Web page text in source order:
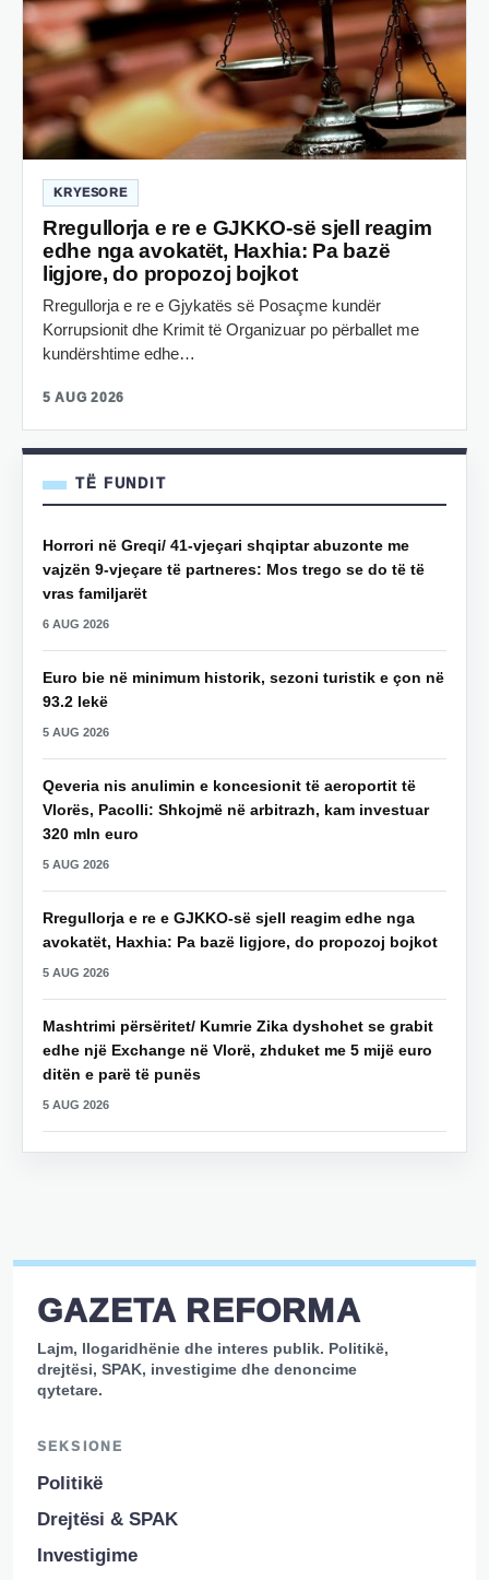
KRYESORE
Rregullorja e re e GJKKO-së sjell reagim
edhe nga avokatët, Haxhia: Pa bazë
ligjore, do propozoj bojkot
Rregullorja e re e Gjykatës së Posaçme kundër
Korrupsionit dhe Krimit të Organizuar po përballet me
kundërshtime edhe…
5 AUG 2026
TË FUNDIT
Horrori në Greqi/ 41-vjeçari shqiptar abuzonte me
vajzën 9-vjeçare të partneres: Mos trego se do të të
vras familjarët
6 AUG 2026
Euro bie në minimum historik, sezoni turistik e çon në
93.2 lekë
5 AUG 2026
Qeveria nis anulimin e koncesionit të aeroportit të
Vlorës, Pacolli: Shkojmë në arbitrazh, kam investuar
320 mln euro
5 AUG 2026
Rregullorja e re e GJKKO-së sjell reagim edhe nga
avokatët, Haxhia: Pa bazë ligjore, do propozoj bojkot
5 AUG 2026
Mashtrimi përsëritet/ Kumrie Zika dyshohet se grabit
edhe një Exchange në Vlorë, zhduket me 5 mijë euro
ditën e parë të punës
5 AUG 2026
GAZETA REFORMA
Lajm, llogaridhënie dhe interes publik. Politikë,
drejtësi, SPAK, investigime dhe denoncime
qytetare.
SEKSIONE
Politikë
Drejtësi & SPAK
Investigime